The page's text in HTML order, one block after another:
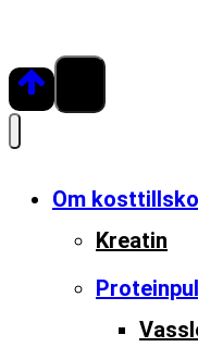
Om
Kreatin